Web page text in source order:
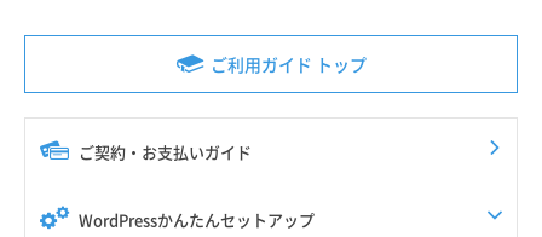
ご利用ガイド トップ
ご契約・お支払いガイド
WordPressかんたんセットアップ